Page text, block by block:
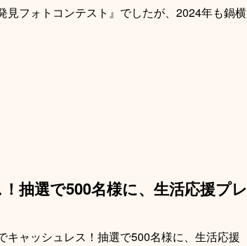
見フォトコンテスト』でしたが、2024年も鍋横
抽選で500名様に、生活応援プレ
キャッシュレス！抽選で500名様に、生活応援